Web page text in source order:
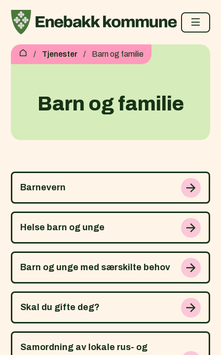
Du er her:Tjenester Barn og familie
Barn og familie
Barnevern
Helse barn og unge
Barn og unge med særskilte behov
Skal du gifte deg?
Samordning av lokale rus- og